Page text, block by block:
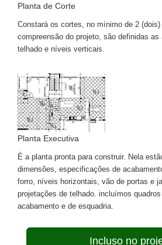
Planta de Corte
Constará os cortes, no mínimo de 2 (dois)
compreensão do projeto, são definidas as
telhado e níveis verticais.
Planta Executiva
É a planta pronta para construir. Nela
dimensões, especificações de
forro, níveis horizontais, vão de portas e
projetações de telhado. incluímos
acabamento e de esquadria.
Incluso no